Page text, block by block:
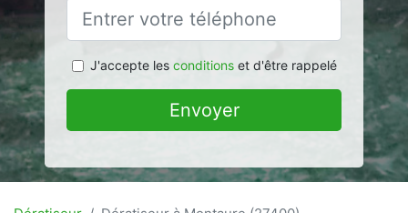
J'accepte les conditionset d'être rappelé
Envoyer